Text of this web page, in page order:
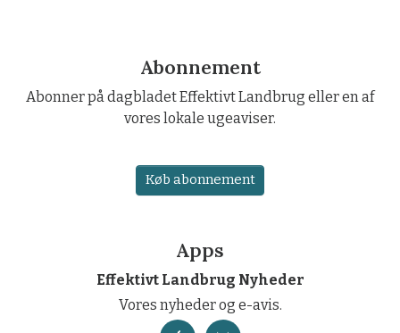
Abonnement
Abonner på dagbladet Effektivt Landbrug eller en af
vores lokale ugeaviser.
Køb abonnement
Apps
Effektivt Landbrug Nyheder
Vores nyheder og e-avis.